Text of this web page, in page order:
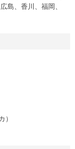
島、香川、福岡、
）